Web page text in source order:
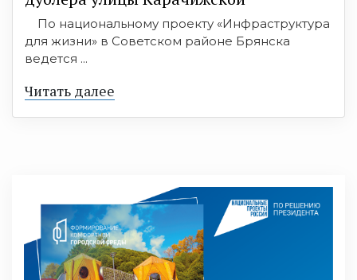
По национальному проекту «Инфраструктура
для жизни» в Советском районе Брянска
ведется ...
Читать далее